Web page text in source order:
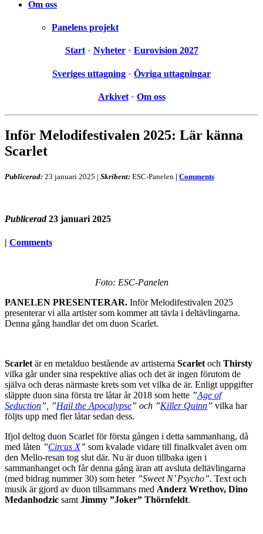
Om oss
Panelens projekt
Start • Nyheter • Eurovision 2027
Sveriges uttagning • Övriga uttagningar
Arkivet • Om oss
Inför Melodifestivalen 2025: Lär känna
Scarlet
Publicerad: 23 januari 2025 | Skribent: ESC-Panelen | Comments
Publicerad 23 januari 2025
| Comments
Foto: ESC-Panelen
PANELEN PRESENTERAR. Inför Melodifestivalen 2025
presenterar vi alla artister som kommer att tävla i deltävlingarna.
Denna gång handlar det om duon Scarlet.
Scarlet är en metalduo bestående av artisterna Scarlet och Thirsty
vilka går under sina respektive alias och det är ingen förutom de
själva och deras närmaste krets som vet vilka de är. Enligt uppgifter
släppte duon sina första tre låtar år 2018 som hette ”Age of
Seduction”, ”Hail the Apocalypse” och ”Killer Quinn” vilka har
följts upp med fler låtar sedan dess.
Ifjol deltog duon Scarlet för första gången i detta sammanhang, då
med låten ”Circus X” som kvalade vidare till finalkvalet även om
den Mello-resan tog slut där. Nu är duon tillbaka igen i
sammanhanget och får denna gång äran att avsluta deltävlingarna
(med bidrag nummer 30) som heter ”Sweet N’ Psycho”. Text och
musik är gjord av duon tillsammans med Anderz Wrethov, Dino
Medanhodzic samt Jimmy ”Joker” Thörnfeldt.